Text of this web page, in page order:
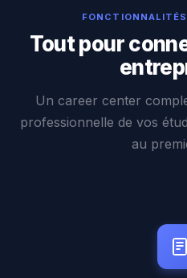
Tout pour
Un career center
professionnelle de vos
au